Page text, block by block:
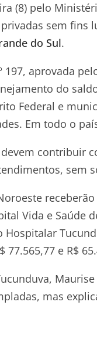
(8) pelo
sem
do Sul.
197, aprovada
do
Federal e
Em todo o
contribuir
sem
Vida e Saúde
Hospitalar
e R$
mas